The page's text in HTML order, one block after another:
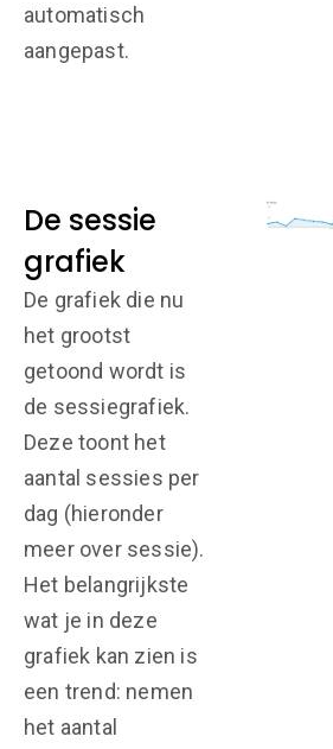
automatisch
aangepast.
De sessie
grafiek
De grafiek die nu
het grootst
getoond wordt is
de sessiegrafiek.
Deze toont het
aantal sessies per
dag (hieronder
meer over sessie).
Het belangrijkste
wat je in deze
grafiek kan zien is
een trend: nemen
het aantal